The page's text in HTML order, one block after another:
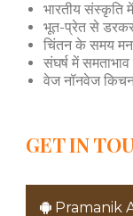
भारतीय संस्कृति
भूत-प्रेत से
चिंतन के समय
संघर्ष में
वेज नॉनवेज किचन
GET IN
Pramanik